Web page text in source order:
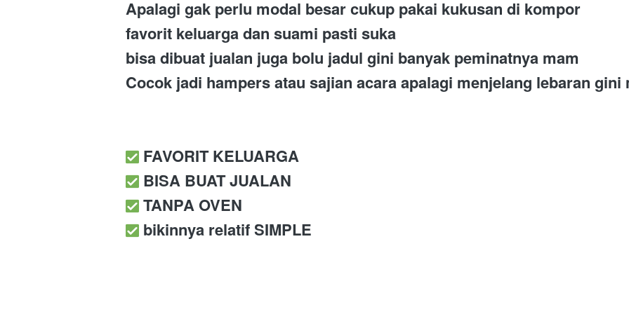
Apalagi gak perlu modal besar cukup pakai kukusan di kompor
favorit keluarga dan suami pasti suka
bisa dibuat jualan juga bolu jadul gini banyak peminatnya mam
Cocok jadi hampers atau sajian acara apalagi menjelang lebaran gini
️ FAVORIT KELUARGA
️ BISA BUAT JUALAN
️ TANPA OVEN
️ bikinnya relatif SIMPLE